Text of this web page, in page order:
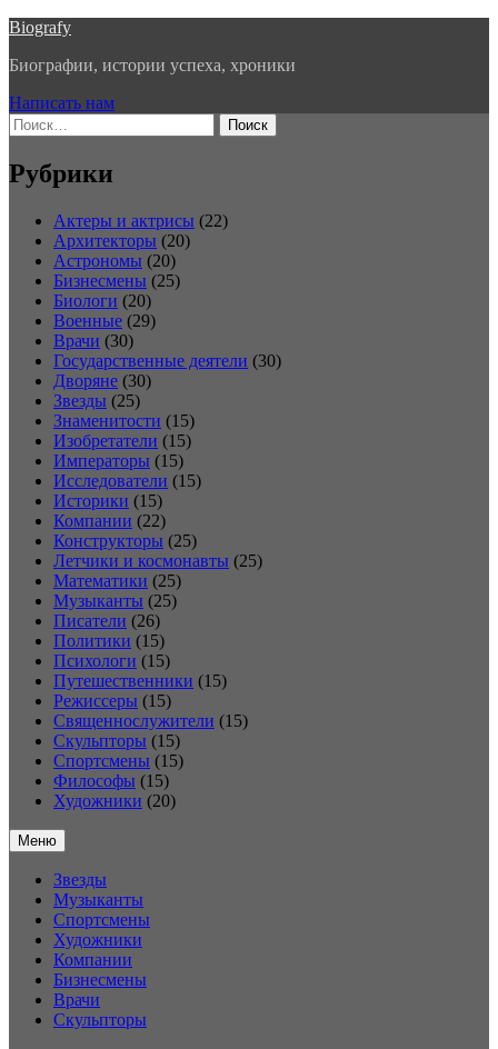
Перейти
содержимому
Biografy
Биографии, истории успеха, хроники
Написать нам
Найти:
Рубрики
Актеры и актрисы (22)
Архитекторы (20)
Астрономы (20)
Бизнесмены (25)
Биологи (20)
Военные (29)
Врачи (30)
Государственные деятели (30)
Дворяне (30)
Звезды (25)
Знаменитости (15)
Изобретатели (15)
Императоры (15)
Исследователи (15)
Историки (15)
Компании (22)
Конструкторы (25)
Летчики и космонавты (25)
Математики (25)
Музыканты (25)
Писатели (26)
Политики (15)
Психологи (15)
Путешественники (15)
Режиссеры (15)
Священнослужители (15)
Скульпторы (15)
Спортсмены (15)
Философы (15)
Художники (20)
Меню
Звезды
Музыканты
Спортсмены
Художники
Компании
Бизнесмены
Врачи
Скульпторы